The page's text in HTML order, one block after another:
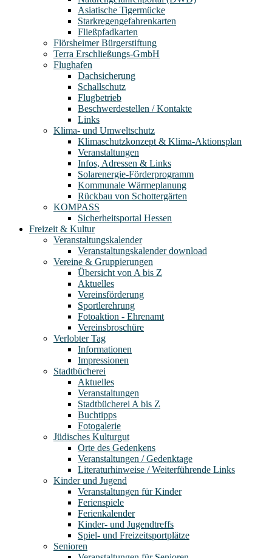
Asiatische Tigermücke
Starkregengefahrenkarten
Fließpfadkarten
Flörsheimer Bürgerstiftung
Terra Erschließungs-GmbH
Flughafen
Dachsicherung
Schallschutz
Flugbetrieb
Beschwerdestellen / Kontakte
Links
Klima- und Umweltschutz
Klimaschutzkonzept & Klima-Aktionsplan
Veranstaltungen
Infos, Adressen & Links
Solarenergie-Förderprogramm
Kommunale Wärmeplanung
Rückbau von Schottergärten
KOMPASS
Sicherheitsportal Hessen
Freizeit & Kultur
Veranstaltungskalender
Veranstaltungskalender download
Vereine & Gruppierungen
Übersicht von A bis Z
Aktuelles
Vereinsförderung
Sportlerehrung
Fotoaktion - Ehrenamt
Vereinsbroschüre
Verlobter Tag
Informationen
Impressionen
Stadtbücherei
Aktuelles
Veranstaltungen
Stadtbücherei A bis Z
Buchtipps
Fotogalerie
Jüdisches Kulturgut
Orte des Gedenkens
Veranstaltungen / Gedenktage
Literaturhinweise / Weiterführende Links
Kinder und Jugend
Veranstaltungen für Kinder
Ferienspiele
Ferienkalender
Kinder- und Jugendtreffs
Spiel- und Freizeitsportplätze
Senioren